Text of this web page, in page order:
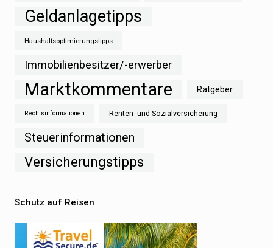
Geldanlagetipps
Haushaltsoptimierungstipps
Immobilienbesitzer/-erwerber
Marktkommentare Ratgeber
Rechtsinformationen Renten- und Sozialversicherung
Steuerinformationen
Versicherungstipps
Schutz auf Reisen